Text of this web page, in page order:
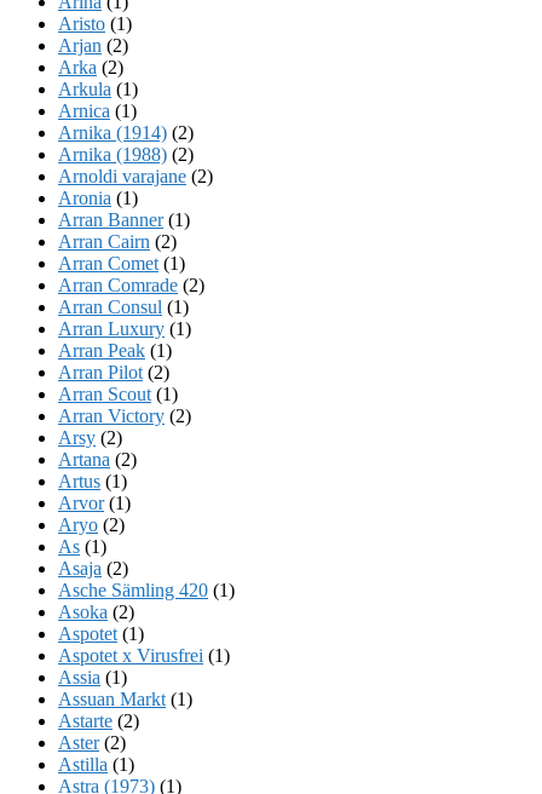
Aristo (1)
Arjan (2)
Arka (2)
Arkula (1)
Arnica (1)
Arnika (1914) (2)
Arnika (1988) (2)
Arnoldi varajane (2)
Aronia (1)
Arran Banner(1)
Arran Cairn (2)
Arran Comet (1)
Arran Comrade (2)
Arran Consul (1)
Arran Luxury (1)
Arran Peak (1)
Arran Pilot (2)
Arran Scout (1)
Arran Victory (2)
Arsy (2)
Artana (2)
Artus (1)
Arvor(1)
Aryo (2)
As (1)
Asaja (2)
Asche Sämling 420 (1)
Asoka (2)
Aspotet (1)
Aspotet x Virusfrei (1)
Assia (1)
Assuan Markt (1)
Astarte (2)
Aster(2)
Astilla (1)
Astra (1973) (1)